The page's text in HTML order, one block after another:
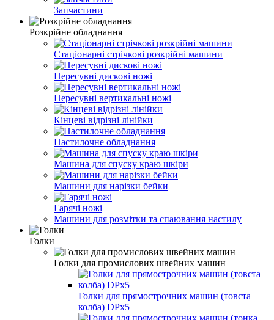
Запчастини
Розкрійне обладнання
Стаціонарні стрічкові розкрійні машини
Пересувні дискові ножі
Пересувні вертикальні ножі
Кінцеві відрізні лінійки
Настилочне обладнання
Машина для спуску краю шкіри
Машини для нарізки бейки
Гарячі ножі
Машини для розмітки та спаювання настилу
Голки
Голки для промислових швейних машин
Голки для прямострочних машин (товста
колба) DPx5